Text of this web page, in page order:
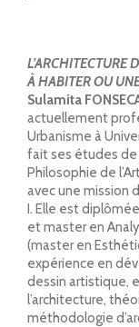
L’ARCHITECTURE
À HABITER OU
Sulamita
actuellement
Urbanisme à
fait ses études de
Philosophie de
avec une mission
I. Elle est
et master en
(master en
expérience en
dessin artistique,
l’architecture,
méthodologie